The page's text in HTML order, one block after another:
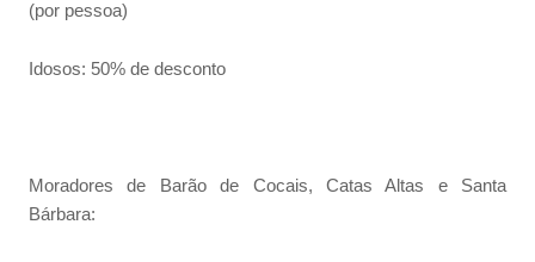
(por pessoa)
Idosos: 50% de desconto
Moradores de Barão de Cocais, Catas Altas e Santa
Bárbara: